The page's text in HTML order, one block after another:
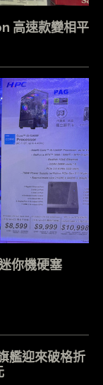
高速款變相平
你機硬塞
艦迎來破格折